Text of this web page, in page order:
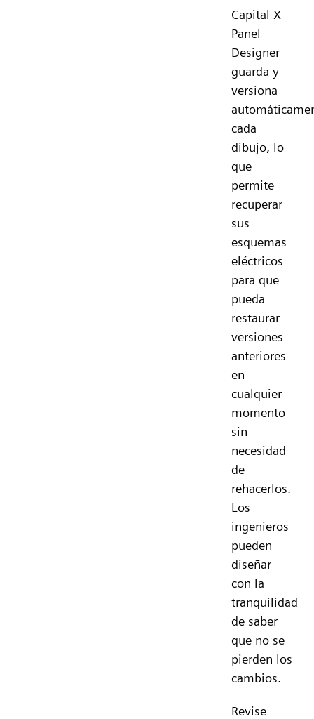
Capital X
Panel
Designer
guarda y
versiona
cada
dibujo, lo
que
permite
recuperar
sus
esquemas
eléctricos
para que
pueda
restaurar
versiones
anteriores
en
cualquier
momento
sin
necesidad
de
rehacerlos.
Los
ingenieros
pueden
diseñar
con la
tranquilidad
de saber
que no se
pierden los
cambios.
Revise